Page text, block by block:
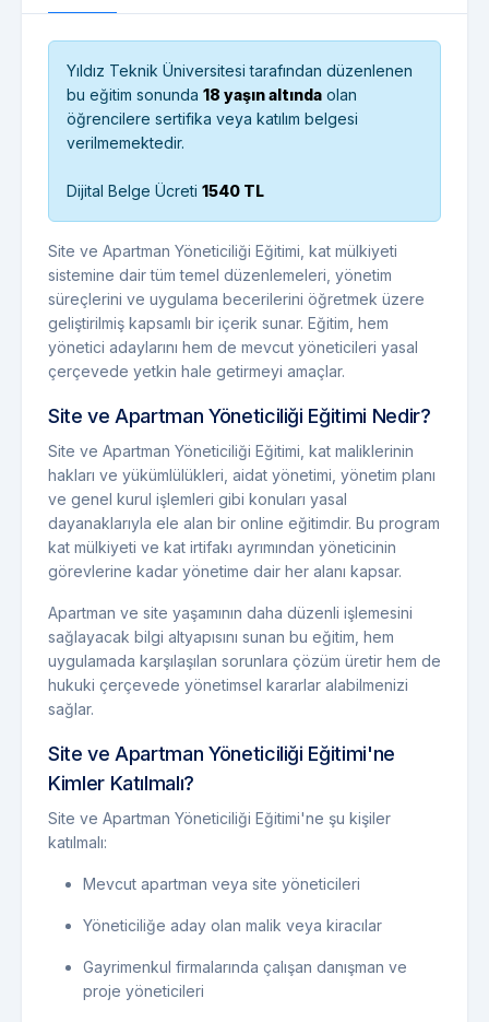
Yıldız Teknik Üniversitesi tarafından düzenlenen
bu eğitim sonunda 18 yaşın altında olan
öğrencilere sertifika veya katılım belgesi
verilmemektedir.
Dijital Belge Ücreti 1540 TL
Site ve Apartman Yöneticiliği Eğitimi, kat mülkiyeti
sistemine dair tüm temel düzenlemeleri, yönetim
süreçlerini ve uygulama becerilerini öğretmek üzere
geliştirilmiş kapsamlı bir içerik sunar. Eğitim, hem
yönetici adaylarını hem de mevcut yöneticileri yasal
çerçevede yetkin hale getirmeyi amaçlar.
Site ve Apartman Yöneticiliği Eğitimi Nedir?
Site ve Apartman Yöneticiliği Eğitimi, kat maliklerinin
hakları ve yükümlülükleri, aidat yönetimi, yönetim planı
ve genel kurul işlemleri gibi konuları yasal
dayanaklarıyla ele alan bir online eğitimdir. Bu program
kat mülkiyeti ve kat irtifakı ayrımından yöneticinin
görevlerine kadar yönetime dair her alanı kapsar.
Apartman ve site yaşamının daha düzenli işlemesini
sağlayacak bilgi altyapısını sunan bu eğitim, hem
uygulamada karşılaşılan sorunlara çözüm üretir hem de
hukuki çerçevede yönetimsel kararlar alabilmenizi
sağlar.
Site ve Apartman Yöneticiliği Eğitimi'ne
Kimler Katılmalı?
Site ve Apartman Yöneticiliği Eğitimi'ne şu kişiler
katılmalı:
Mevcut apartman veya site yöneticileri
Yöneticiliğe aday olan malik veya kiracılar
Gayrimenkul firmalarında çalışan danışman ve
proje yöneticileri